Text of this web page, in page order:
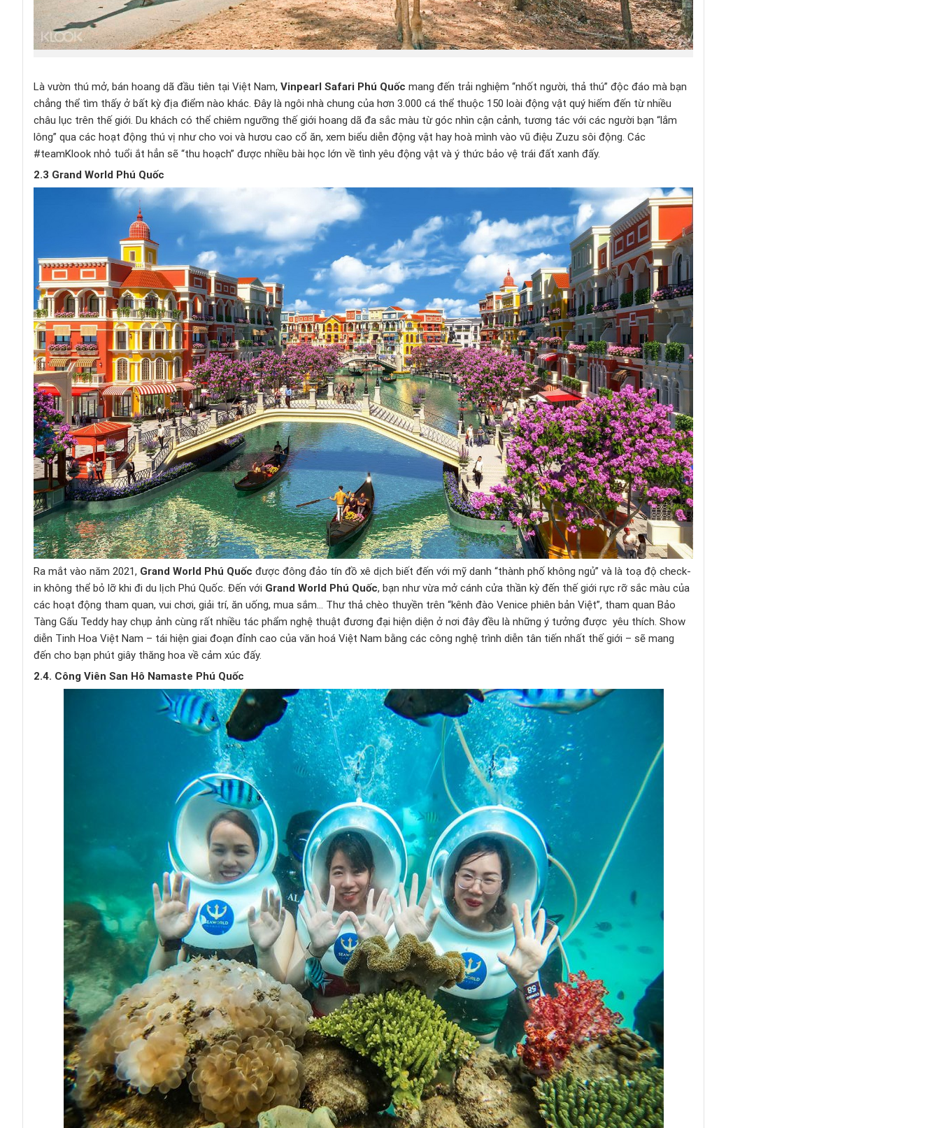
Là vườn thú mở, bán hoang dã đầu tiên tại Việt Nam, Vinpearl Safari Phú Quốc mang đến trải nghiệm “nhốt người, thả thú” độc đáo mà bạn
chẳng thể tìm thấy ở bất kỳ địa điểm nào khác. Đây là ngôi nhà chung của hơn 3.000 cá thể thuộc 150 loài động vật quý hiếm đến từ nhiều
châu lục trên thế giới. Du khách có thể chiêm ngưỡng thế giới hoang dã đa sắc màu từ góc nhìn cận cảnh, tương tác với các người bạn “lắm
lông” qua các hoạt động thú vị như cho voi và hươu cao cổ ăn, xem biểu diễn động vật hay hoà mình vào vũ điệu Zuzu sôi động. Các
#teamKlook nhỏ tuổi ắt hẳn sẽ “thu hoạch” được nhiều bài học lớn về tình yêu động vật và ý thức bảo vệ trái đất xanh đấy.
2.3 Grand World Phú Quốc
Ra mắt vào năm 2021, Grand World Phú Quốc được đông đảo tín đồ xê dịch biết đến với mỹ danh “thành phố không ngủ” và là toạ độ check-
in không thể bỏ lỡ khi đi du lịch Phú Quốc. Đến với Grand World Phú Quốc, bạn như vừa mở cánh cửa thần kỳ đến thế giới rực rỡ sắc màu của
các hoạt động tham quan, vui chơi, giải trí, ăn uống, mua sắm… Thư thả chèo thuyền trên “kênh đào Venice phiên bản Việt”, tham quan Bảo
Tàng Gấu Teddy hay chụp ảnh cùng rất nhiều tác phẩm nghệ thuật đương đại hiện diện ở nơi đây đều là những ý tưởng được yêu thích. Show
diễn Tinh Hoa Việt Nam – tái hiện giai đoạn đỉnh cao của văn hoá Việt Nam bằng các công nghệ trình diễn tân tiến nhất thế giới – sẽ mang
đến cho bạn phút giây thăng hoa về cảm xúc đấy.
2.4. Công Viên San Hô Namaste Phú Quốc